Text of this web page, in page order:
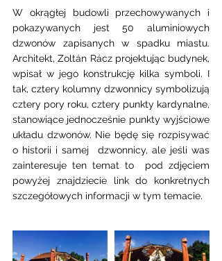
W okrągłej budowli przechowywanych i
pokazywanych jest 50 aluminiowych
dzwonów zapisanych w spadku miastu.
Architekt, Zoltán Rácz projektując budynek,
wpisał w jego konstrukcję kilka symboli. I
tak, cztery kolumny dzwonnicy symbolizują
cztery pory roku, cztery punkty kardynalne,
stanowiące jednocześnie punkty wyjściowe
układu dzwonów. Nie będę się rozpisywać
o historii i samej  dzwonnicy, ale jeśli was
zainteresuje ten temat to  pod zdjęciem
powyżej znajdziecie link do konkretnych
szczegółowych informacji w tym temacie.